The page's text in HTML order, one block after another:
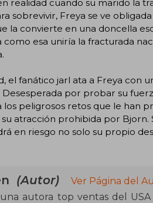
realidad cuando su marido la
sobrevivir, Freya se ve
la convierte en una doncella
esa uniría la fracturada
el fanático jarl ata a Freya con
por probar su
peligrosos retos que le han
atracción prohibida por Bjorn.
en riesgo no solo su propio
(Autor)
Ver Página del
top ventas del USA Today. Ha